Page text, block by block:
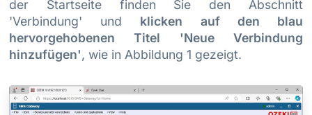
der Startseite finden Sie den Abschnitt
'Verbindung' und klicken auf den blau
hervorgehobenen Titel 'Neue Verbindung
hinzufügen', wie in Abbildung 1 gezeigt.